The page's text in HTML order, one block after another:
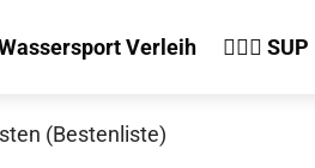
Verleih 🏄‍♀️🛶 SUP
(Bestenliste)